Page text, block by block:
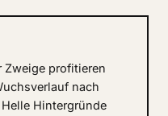
Zweige profitieren
nach
Hintergründe